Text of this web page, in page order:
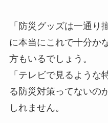
「防災グッズは一通り
に本当にこれで十分か
方もいるでしょう。
「テレビで見るような
る防災対策ってないの
しれません。